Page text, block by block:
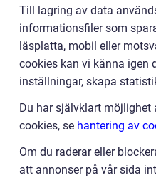
Till lagring av data
informationsfiler som
läsplatta, mobil eller
cookies kan vi känna igen
inställningar, skapa
Du har självklart möjlighet
cookies, se hantering av
Om du raderar eller
att annonser på vår sida